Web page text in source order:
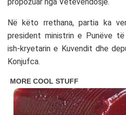
Në këto rrethana, partia ka
president ministrin e Punëve
ish-kryetarin e Kuvendit dhe
Konjufca.